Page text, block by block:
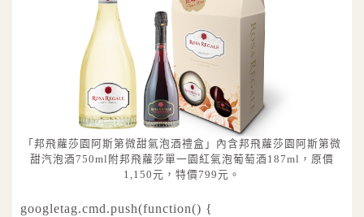
「邦飛蘿莎園阿斯第微甜氣泡酒禮盒」內含邦飛蘿莎園阿斯第微
甜汽泡酒750ml附邦飛蘿莎單一園紅氣泡葡萄酒187ml，原價
1,150元，特價799元。
googletag.cmd.push(function() {